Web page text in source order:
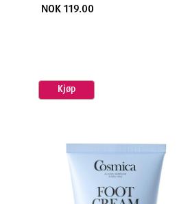
NOK 119.00
Kjøp